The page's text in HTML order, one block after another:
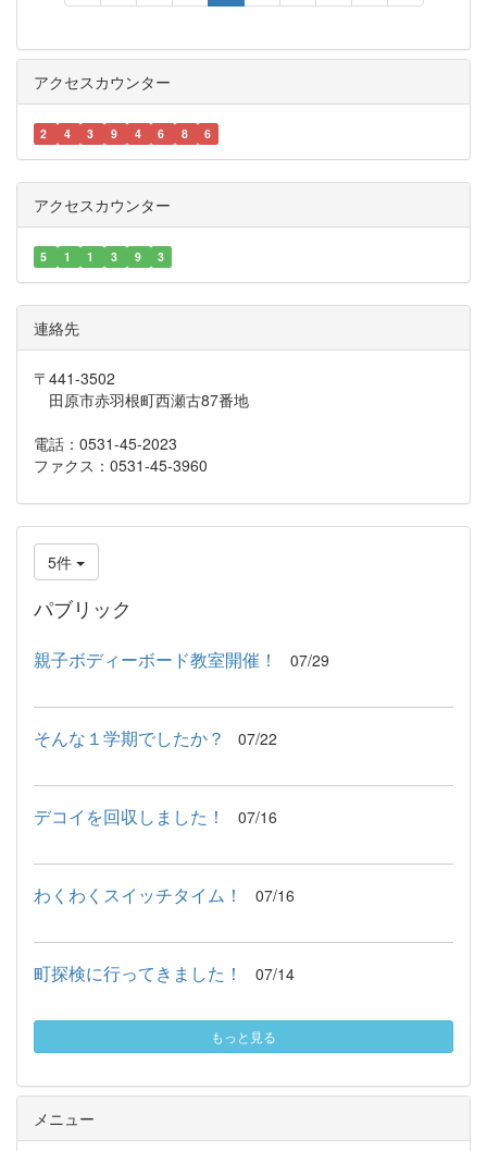
アクセスカウンター
2 4 3 9 4 6 8 6
アクセスカウンター
5 1 1 3 9 3
連絡先
〒441-3502
田原市赤羽根町西瀬古87番地
電話：0531-45-2023
ファクス：0531-45-3960
5件
パブリック
親子ボディーボード教室開催！ 07/29
そんな１学期でしたか？ 07/22
デコイを回収しました！ 07/16
わくわくスイッチタイム！ 07/16
町探検に行ってきました！ 07/14
もっと見る
メニュー